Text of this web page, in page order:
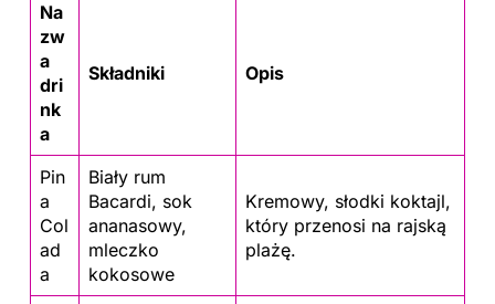
Na
zw
a
dri
nk
a
Składniki Opis
Pin
a
Col
ad
a
Biały rum
Bacardi, sok
ananasowy,
mleczko
kokosowe
Kremowy, słodki koktajl,
który przenosi na rajską
plażę.